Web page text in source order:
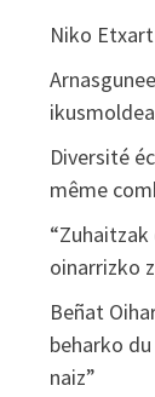
Niko
ikusmoldea
Diversité
même
oinarrizko
Beñat
beharko
naiz”